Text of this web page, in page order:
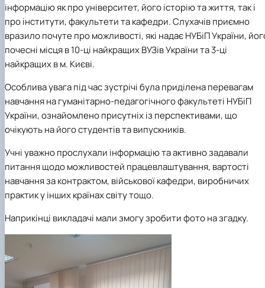
інформацію як про університет, його історію та життя, так і
про інститути, факультети та кафедри. Слухачів приємно
вразило почуте про можливості, які надає НУБіП України,
почесні місця в 10-ці найкращих ВУЗів України та 3-ці
найкращих в м. Києві.
Особлива увага під час зустрічі була приділена перевагам
навчання на гуманітарно-педагогічного факультеті НУБіП
України, ознайомлено присутніх із перспективами, що
очікують на його студентів та випускників.
Учні уважно прослухали інформацію та активно задавали
питання щодо можливостей працевлаштування, вартості
навчання за контрактом, військової кафедри, виробничих
практик у інших країнах світу тощо.
Наприкінці викладачі мали змогу зробити фото на згадку.